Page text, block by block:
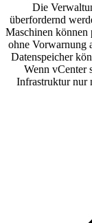
Die
überfordernd
Maschinen können
ohne Vorwarnung
Datenspeicher
Wenn vCenter
Infrastruktur nur